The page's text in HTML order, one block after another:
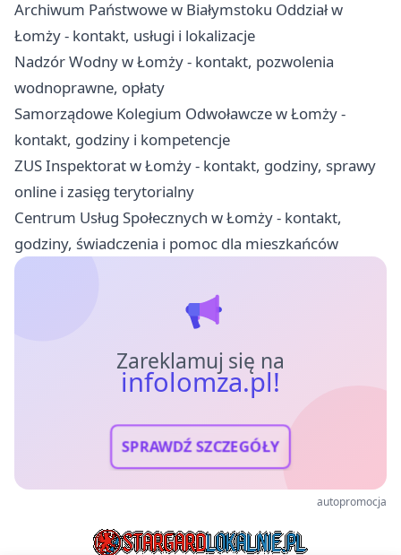
Archiwum Państwowe w Białymstoku Oddział w
Łomży - kontakt, usługi i lokalizacje
Nadzór Wodny w Łomży - kontakt, pozwolenia
wodnoprawne, opłaty
Samorządowe Kolegium Odwoławcze w Łomży -
kontakt, godziny i kompetencje
ZUS Inspektorat w Łomży - kontakt, godziny, sprawy
online i zasięg terytorialny
Centrum Usług Społecznych w Łomży - kontakt,
godziny, świadczenia i pomoc dla mieszkańców
Zareklamuj się na
infolomza.pl!
SPRAWDŹ SZCZEGÓŁY
autopromocja